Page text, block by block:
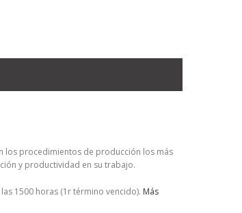
los procedimientos de producción los más
y productividad en su trabajo.
1500 horas (1r término vencido). Más